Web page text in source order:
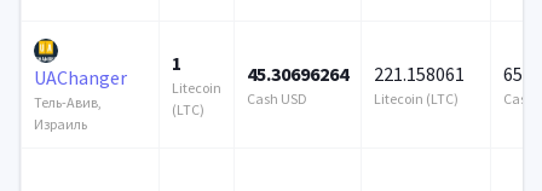
UAChanger
Тель-Авив,
Израиль
1
Litecoin
(LTC)
45.30696264
Cash USD
221.158061
Litecoin (LTC)
656
Cash